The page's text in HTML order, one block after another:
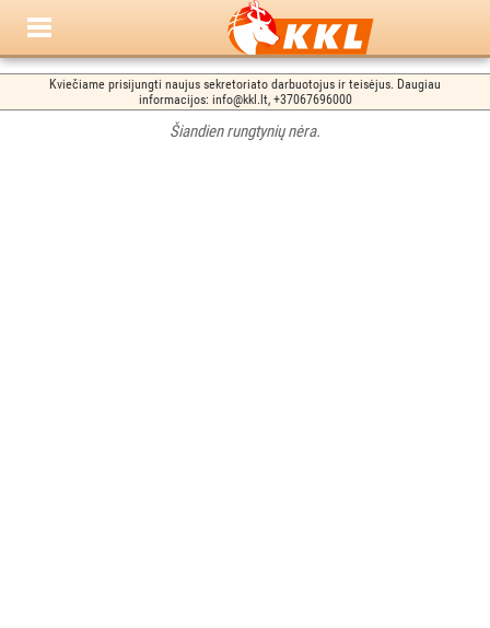
Kviečiame prisijungti naujus sekretoriato darbuotojus ir teisėjus. Daugiau
informacijos: info@kkl.lt, +37067696000
Šiandien rungtynių nėra.